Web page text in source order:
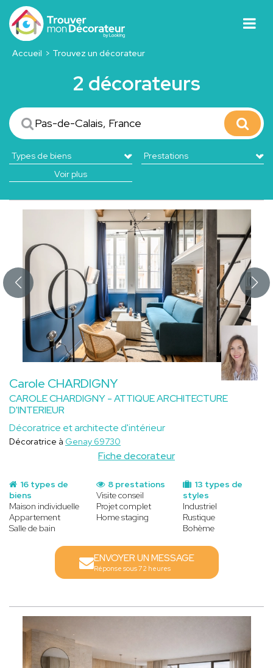
Accueil Trouvez un décorateur
2 décorateurs
Voir plus
Carole CHARDIGNY
CAROLE CHARDIGNY - ATTIQUE ARCHITECTURE
D'INTERIEUR
Décoratrice et architecte d'intérieur
Fiche decorateur
Décoratrice à Genay 69730
16 types de
biens
Maison individuelle
Appartement
Salle de bain
13 types de
styles
Industriel
Rustique
Bohème
8 prestations
Visite conseil
Projet complet
Home staging
ENVOYER UN MESSAGE
Réponse sous 72 heures